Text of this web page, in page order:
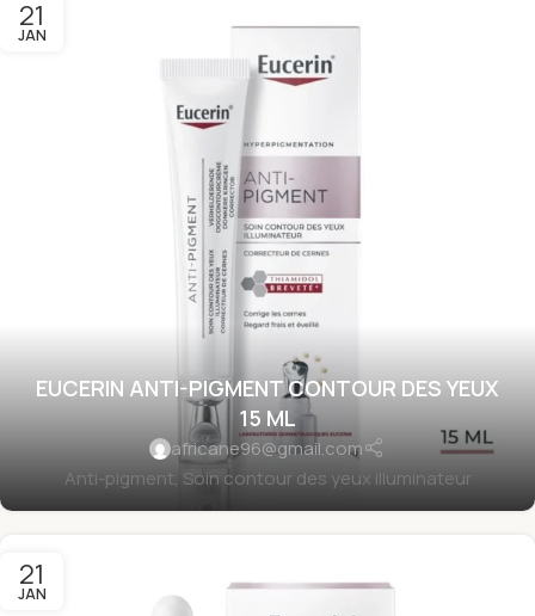
21
JAN
EUCERIN ANTI-PIGMENT CONTOUR DES YEUX
15 ML
africane96@gmail.com
Anti-pigment, Soin contour des yeux illuminateur
21
JAN